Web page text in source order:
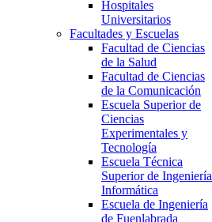
Hospitales
Universitarios
Facultades y Escuelas
Facultad de Ciencias
de la Salud
Facultad de Ciencias
de la Comunicación
Escuela Superior de
Ciencias
Experimentales y
Tecnología
Escuela Técnica
Superior de Ingeniería
Informática
Escuela de Ingeniería
de Fuenlabrada